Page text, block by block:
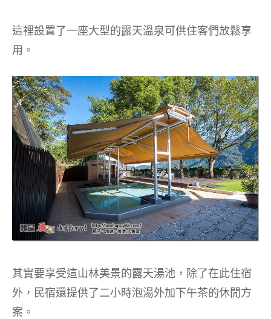
這裡設置了一座大型的露天溫泉可供住客們放鬆享
用。
其實要享受這山林美景的露天湯池，除了在此住宿
外，民宿還提供了二小時泡湯外加下午茶的休閒方
案。